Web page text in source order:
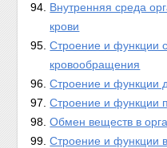
Внутренняя среда
крови
Строение и функции
кровообращения
Строение и функции
Строение и функции
Обмен веществ в
Строение и функции